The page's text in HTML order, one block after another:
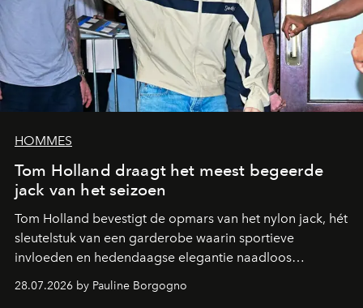
HOMMES
Tom Holland draagt het meest begeerde
jack van het seizoen
Tom Holland bevestigt de opmars van het nylon jack, hét
sleutelstuk van een garderobe waarin sportieve
invloeden en hedendaagse elegantie naadloos
samenkomen.
28.07.2026 by Pauline Borgogno